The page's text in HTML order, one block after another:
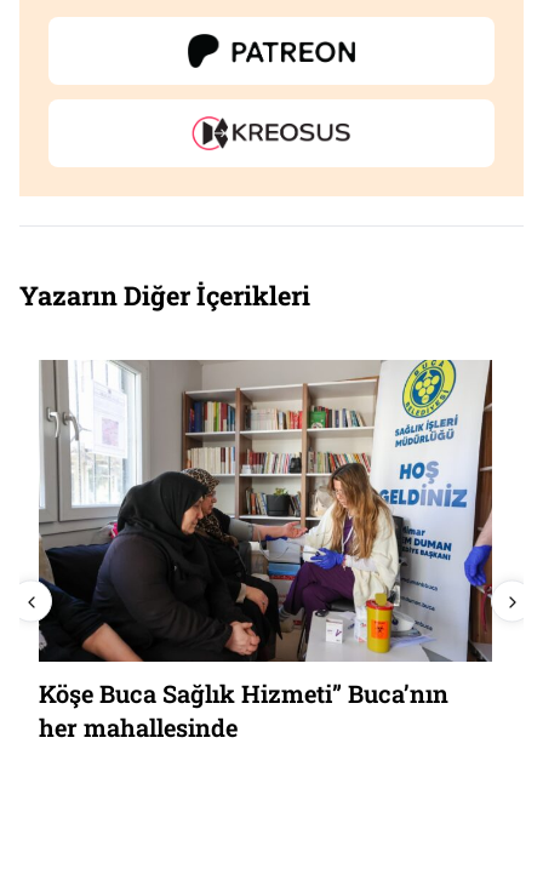
Yazarın Diğer İçerikleri
Köşe Buca Sağlık Hizmeti” Buca’nın
her mahallesinde